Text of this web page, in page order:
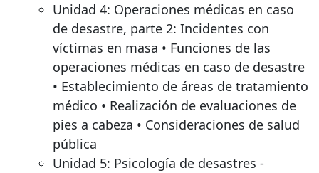
Unidad 4: Operaciones médicas en caso
de desastre, parte 2: Incidentes con
víctimas en masa • Funciones de las
operaciones médicas en caso de desastre
• Establecimiento de áreas de tratamiento
médico • Realización de evaluaciones de
pies a cabeza • Consideraciones de salud
pública
Unidad 5: Psicología de desastres -